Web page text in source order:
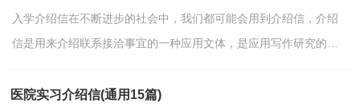
入学介绍信在不断进步的社会中，我们都可能会用到介绍信，介绍
信是用来介绍联系接洽事宜的一种应用文体，是应用写作研究的文
医院实习介绍信(通用15篇)